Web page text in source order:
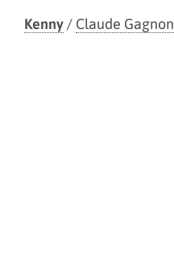
Kenny/ Claude Gagnon